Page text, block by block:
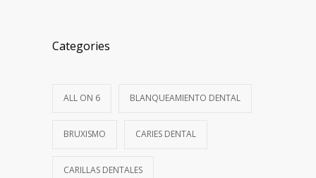
Categories
ALL ON 6 BLANQUEAMIENTO DENTAL
BRUXISMO CARIES DENTAL
CARILLAS DENTALES